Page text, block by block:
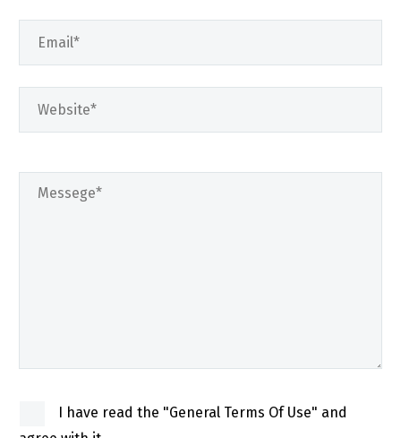
I have read the "General Terms Of Use" and